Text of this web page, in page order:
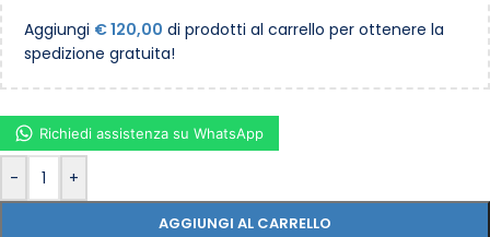
Aggiungi €120,00 di prodotti al carrello per ottenere la
spedizione gratuita!
- +
AGGIUNGI AL CARRELLO
Richiedi assistenza su WhatsApp